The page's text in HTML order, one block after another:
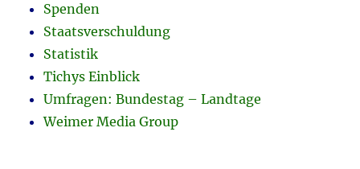
Spenden
Staatsverschuldung
Statistik
Tichys Einblick
Umfragen: Bundestag – Landtage
Weimer Media Group